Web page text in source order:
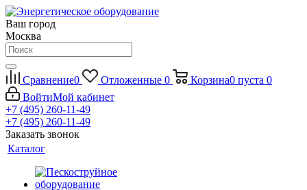
Ваш город
Москва
Сравнение0 Отложенные 0 Корзина0 пуста 0
ВойтиМой кабинет
+7 (495) 260-11-49
+7 (495) 260-11-49
Заказать звонок
Каталог